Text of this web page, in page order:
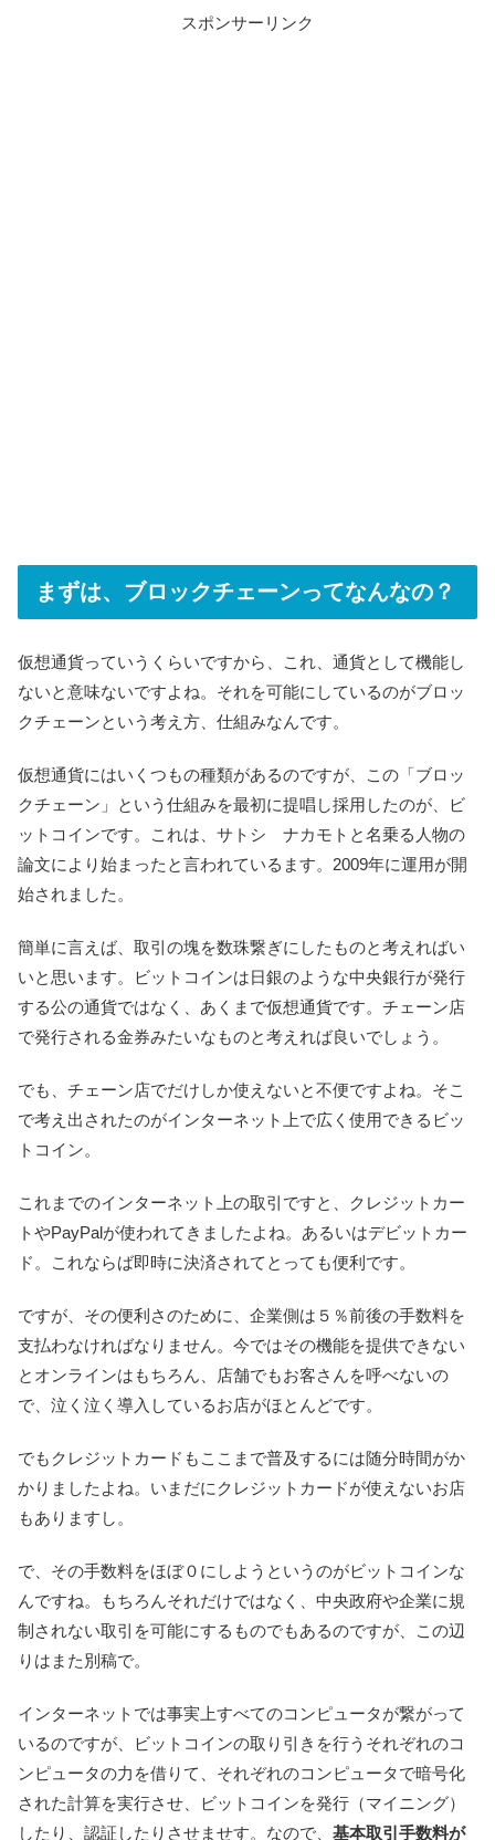
スポンサーリンク
まずは、ブロックチェーンってなんなの？
仮想通貨っていうくらいですから、これ、通貨として機能し
ないと意味ないですよね。それを可能にしているのがブロッ
クチェーンという考え方、仕組みなんです。
仮想通貨にはいくつもの種類があるのですが、この「ブロッ
クチェーン」という仕組みを最初に提唱し採用したのが、ビ
ットコインです。これは、サトシ ナカモトと名乗る人物の
論文により始まったと言われているます。2009年に運用が開
始されました。
簡単に言えば、取引の塊を数珠繋ぎにしたものと考えればい
いと思います。ビットコインは日銀のような中央銀行が発行
する公の通貨ではなく、あくまで仮想通貨です。チェーン店
で発行される金券みたいなものと考えれば良いでしょう。
でも、チェーン店でだけしか使えないと不便ですよね。そこ
で考え出されたのがインターネット上で広く使用できるビッ
トコイン。
これまでのインターネット上の取引ですと、クレジットカー
トやPayPalが使われてきましたよね。あるいはデビットカー
ド。これならば即時に決済されてとっても便利です。
ですが、その便利さのために、企業側は５％前後の手数料を
支払わなければなりません。今ではその機能を提供できない
とオンラインはもちろん、店舗でもお客さんを呼べないの
で、泣く泣く導入しているお店がほとんどです。
でもクレジットカードもここまで普及するには随分時間がか
かりましたよね。いまだにクレジットカードが使えないお店
もありますし。
で、その手数料をほぼ０にしようというのがビットコインな
んですね。もちろんそれだけではなく、中央政府や企業に規
制されない取引を可能にするものでもあるのですが、この辺
りはまた別稿で。
インターネットでは事実上すべてのコンピュータが繋がって
いるのですが、ビットコインの取り引きを行うそれぞれのコ
ンピュータの力を借りて、それぞれのコンピュータで暗号化
された計算を実行させ、ビットコインを発行（マイニング）
したり、認証したりさせませす。なので、 基本取引手数料が